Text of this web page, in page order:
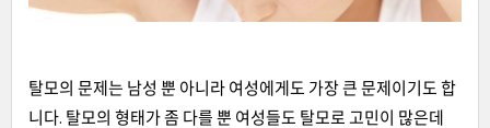
탈모의 문제는 남성 뿐 아니라 여성에게도 가장 큰 문제이기도 합
니다. 탈모의 형태가 좀 다를 뿐 여성들도 탈모로 고민이 많은데